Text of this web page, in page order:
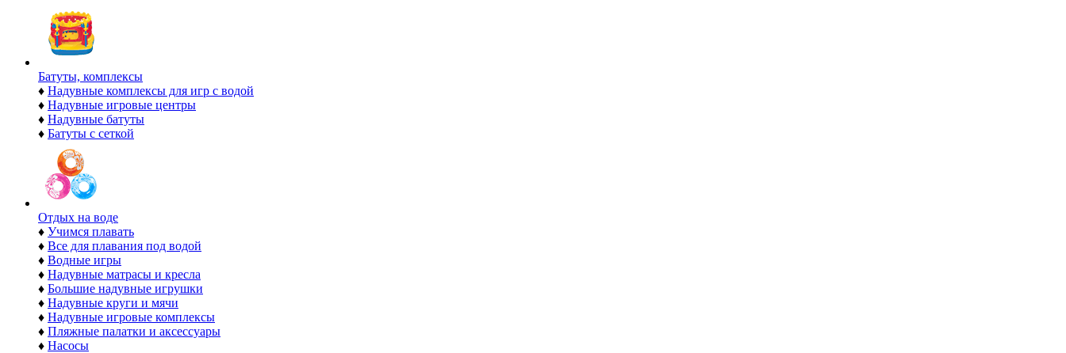
Батуты, комплексы
♦ Надувные комплексы для игр с водой
♦ Надувные игровые центры
♦ Надувные батуты
♦ Батуты с сеткой
Отдых на воде
♦ Учимся плавать
♦ Все для плавания под водой
♦ Водные игры
♦ Надувные матрасы и кресла
♦ Большие надувные игрушки
♦ Надувные круги и мячи
♦ Надувные игровые комплексы
♦ Пляжные палатки и аксессуары
♦ Насосы